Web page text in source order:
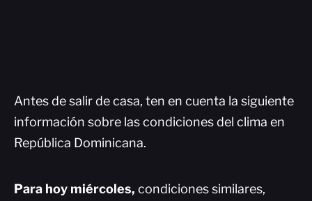
Antes de salir de casa, ten en cuenta la siguiente
información sobre las condiciones del clima en
República Dominicana.
Para hoy miércoles, condiciones similares,